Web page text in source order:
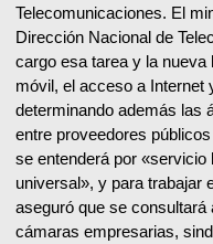
Telecomunicaciones. El
Dirección Nacional de
cargo esa tarea y la
móvil, el acceso a Internet
determinando además las
entre proveedores
se entenderá por
universal», y para trabajar
aseguró que se
cámaras empresarias,